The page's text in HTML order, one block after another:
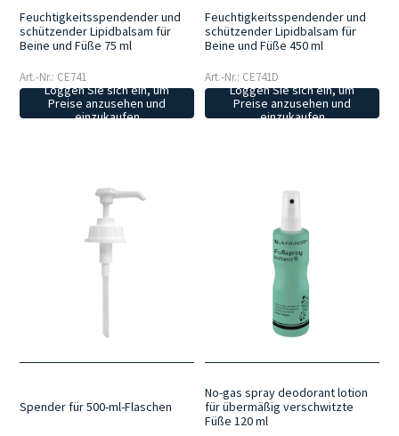
Feuchtigkeitsspendender und
schützender Lipidbalsam für
Beine und Füße 75 ml
Art.-Nr.: CE741
Loggen Sie sich ein, um
Preise anzusehen und
einzukaufen
Feuchtigkeitsspendender und
schützender Lipidbalsam für
Beine und Füße 450 ml
Art.-Nr.: CE741D
Loggen Sie sich ein, um
Preise anzusehen und
einzukaufen
Spender für 500-ml-Flaschen
No-gas spray deodorant lotion
für übermäßig verschwitzte
Füße 120 ml